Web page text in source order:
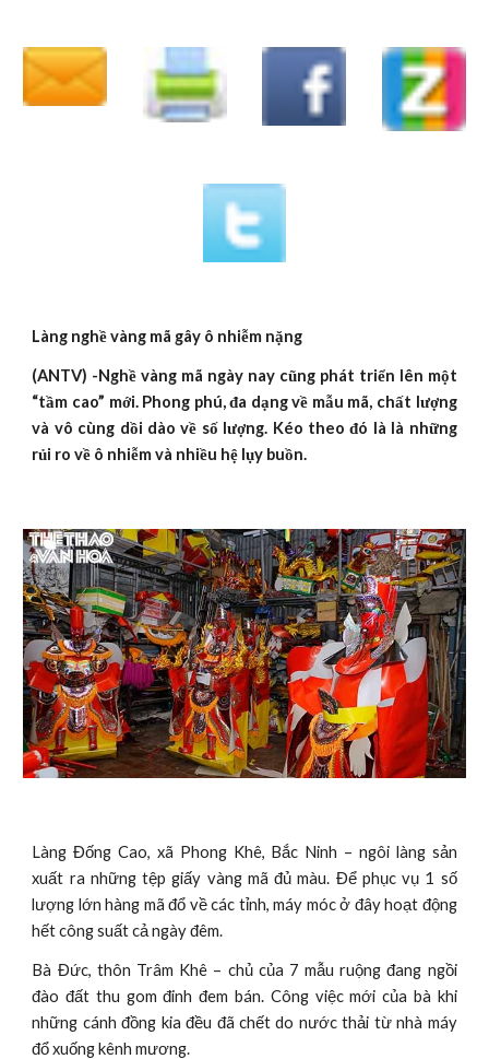
Làng nghề vàng mã gây ô nhiễm nặng
(ANTV) -Nghề vàng mã ngày nay cũng phát triển lên một
“tầm cao” mới. Phong phú, đa dạng về mẫu mã, chất lượng
và vô cùng dồi dào về số lượng. Kéo theo đó là là những
rủi ro về ô nhiễm và nhiều hệ lụy buồn.
Làng Đống Cao, xã Phong Khê, Bắc Ninh – ngôi làng sản
xuất ra những tệp giấy vàng mã đủ màu. Để phục vụ 1 số
lượng lớn hàng mã đổ về các tỉnh, máy móc ở đây hoạt động
hết công suất cả ngày đêm.
Bà Đức, thôn Trâm Khê – chủ của 7 mẫu ruộng đang ngồi
đào đất thu gom đinh đem bán. Công việc mới của bà khi
những cánh đồng kia đều đã chết do nước thải từ nhà máy
đổ xuống kênh mương.